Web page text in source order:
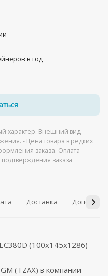
в год
характер. Внешний вид
- Цена товара в редких
заказа. Оплата
подтверждения заказа
Доставка
(100x145x1286)
(TZAX) в компании